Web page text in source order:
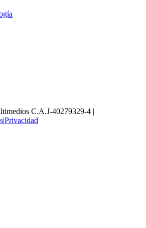
C.A.J-40279329-4 |
|Privacidad